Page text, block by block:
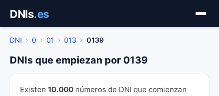
contenido
DNIs.es
DNI 0 01 013 0139
DNIs que empiezan por 0139
Existen 10.000 números de DNI que comienzan